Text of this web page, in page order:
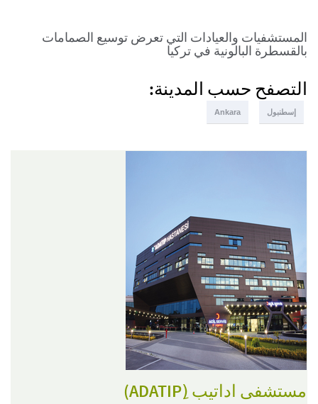
المستشفيات والعيادات التي تعرض توسيع الصمامات
بالقسطرة البالونية في تركيا
التصفح حسب المدينة:
إسطنبول Ankara
مستشفى اداتيب (ِADATIP)